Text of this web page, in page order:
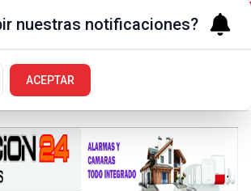
nuestras notificaciones?
ACEPTAR